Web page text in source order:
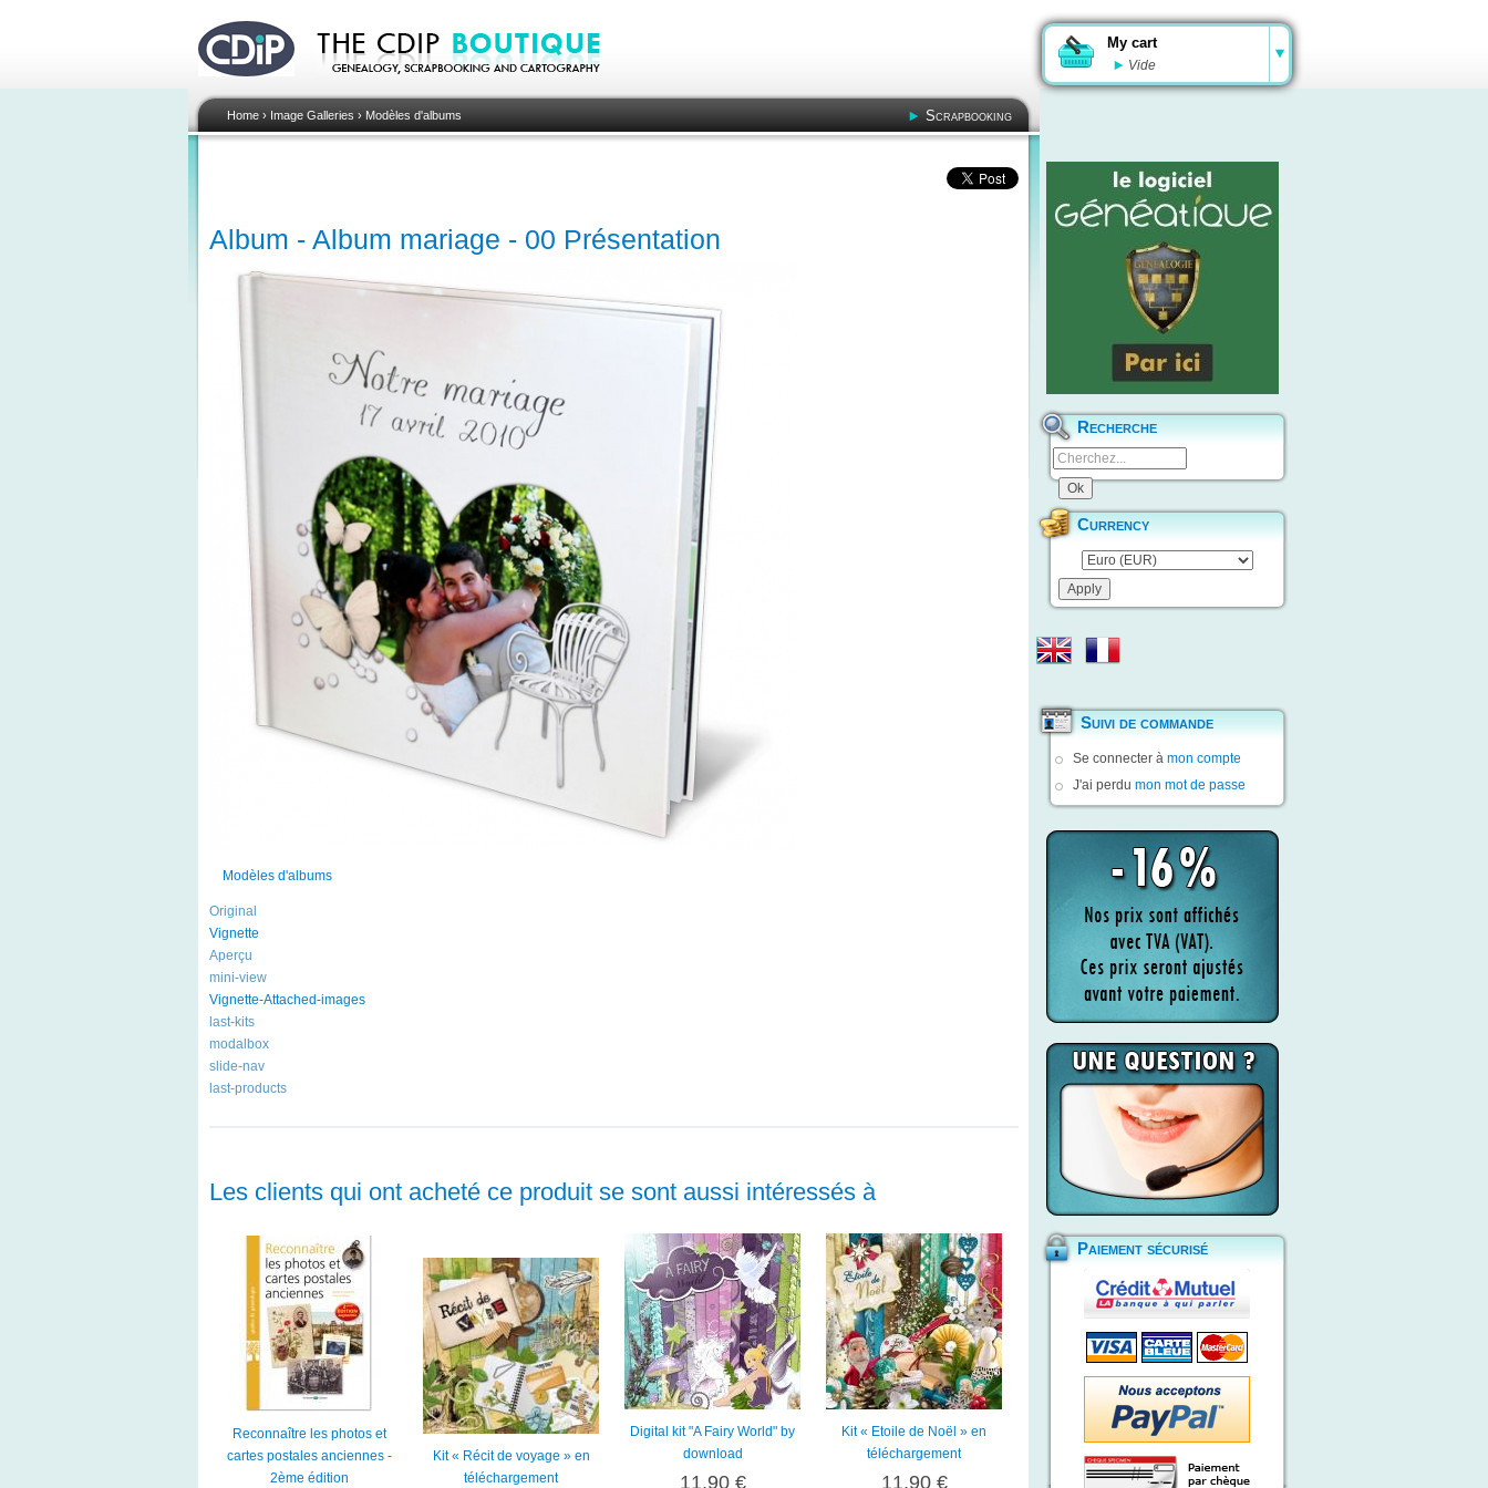
My cart
Vide
Home› Image Galleries › Modèles d'albums Scrapbooking
Album - Album mariage - 00 Présentation
Modèles d'albums
Original
Vignette
Aperçu
mini-view
Vignette-Attached-images
last-kits
modalbox
slide-nav
last-products
Les clients qui ont acheté ce produit se sont aussi intéressés à
Reconnaître les photos et
cartes postales anciennes -
2ème édition
Kit « Récit de voyage » en
téléchargement
Digital kit "A Fairy World" by
download
11,90 €
Kit « Etoile de Noël » en
téléchargement
11,90 €
Recherche
Currency
Suivi de commande
Se connecter à mon compte
J'ai perdu mon mot de passe
Paiement sécurisé